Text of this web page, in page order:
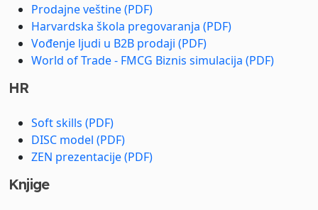
Prodajne veštine (PDF)
Harvardska škola pregovaranja (PDF)
Vođenje ljudi u B2B prodaji (PDF)
World of Trade - FMCG Biznis simulacija (PDF)
HR
Soft skills (PDF)
DISC model (PDF)
ZEN prezentacije (PDF)
Knjige